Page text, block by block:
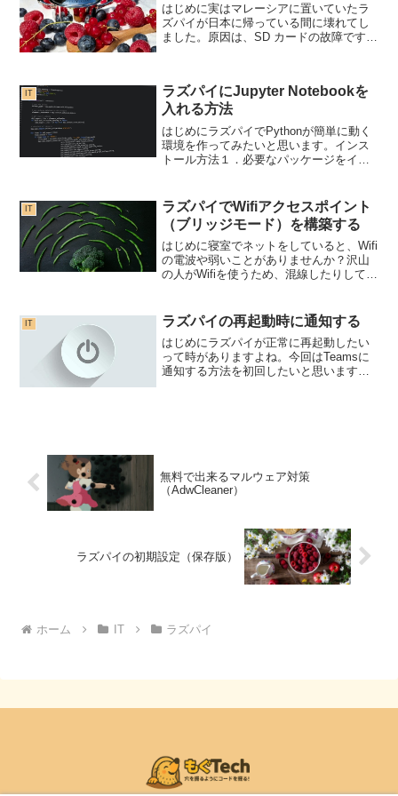
はじめに実はマレーシアに置いていたラ
ズパイが日本に帰っている間に壊れてし
ました。原因は、SD カードの故障です。
イをロム化（読み取り...
IT
ラズパイにJupyter Notebookを
入れる方法
はじめにラズパイでPythonが簡単に動く
環境を作ってみたいと思います。インス
トール方法１．必要なパッケージをイン
IT
ラズパイでWifiアクセスポイント
（ブリッジモード）を構築する
はじめに寝室でネットをしていると、Wifi
の電波や弱いことがありませんか？沢山
の人がWifiを使うため、混線したりして、
う時に、余っているラズパイがあれば、
サクッとアク...
IT ラズパイの再起動時に通知する
はじめにラズパイが正常に再起動したい
って時がありますよね。今回はTeamsに
通知する方法を初回したいと思います。
無料で出来るマルウェア対策
（AdwCleaner）
ラズパイの初期設定（保存版）
ホーム IT ラズパイ